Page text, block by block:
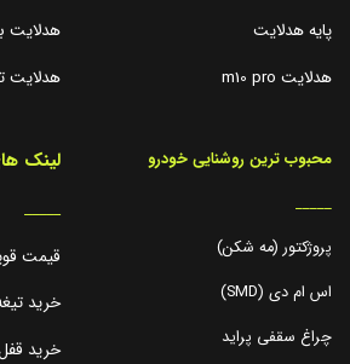
پایه هدلایت
هدلایت m10 pro
هدلایت
هدلایت
محبوب ترین روشنایی خودرو
_____
پروژکتور (مه شکن)
اس ام دی (SMD)
چراغ سقفی پراید
لینک
_____
قیمت
خرید
خرید